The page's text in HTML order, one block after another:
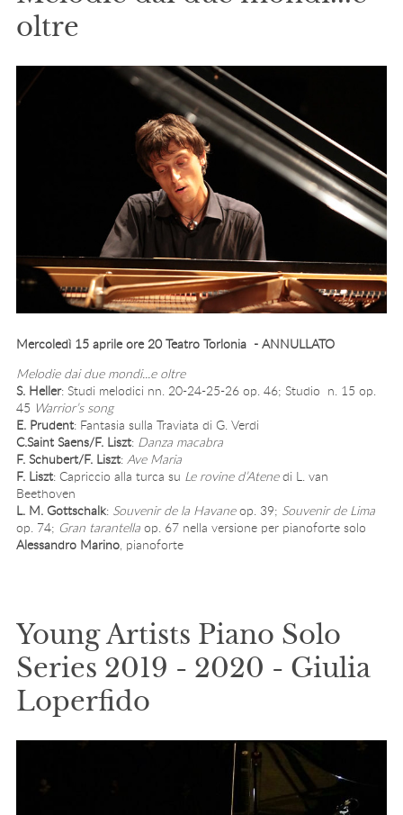
oltre
Mercoledì 15 aprile ore 20 Teatro Torlonia - ANNULLATO
Melodie dai due mondi...e oltre
S. Heller: Studi melodici nn. 20-24-25-26 op. 46; Studio n. 15 op.
45 Warrior’s song
E. Prudent: Fantasia sulla Traviata di G. Verdi
C.Saint Saens/F. Liszt: Danza macabra
F. Schubert/F. Liszt: Ave Maria
F. Liszt: Capriccio alla turca su Le rovine d’Atenedi L. van
Beethoven
L. M. Gottschalk:Souvenir de la Havaneop. 39; Souvenir de Lima
op. 74; Gran tarantellaop. 67 nella versione per pianoforte solo
Alessandro Marino, pianoforte
Young Artists Piano Solo
Series 2019 - 2020 - Giulia
Loperfido